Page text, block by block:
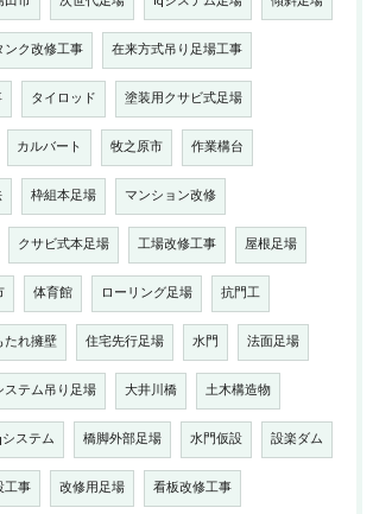
ンク改修工事 在来方式吊り足場工事
タイロッド 塗装用クサビ式足場
カルバート 牧之原市 作業構台
枠組本足場 マンション改修
クサビ式本足場 工場改修工事 屋根足場
体育館 ローリング足場 抗門工
たれ擁壁 住宅先行足場 水門 法面足場
ステム吊り足場 大井川橋 土木構造物
ステム 橋脚外部足場 水門仮設 設楽ダム
工事 改修用足場 看板改修工事